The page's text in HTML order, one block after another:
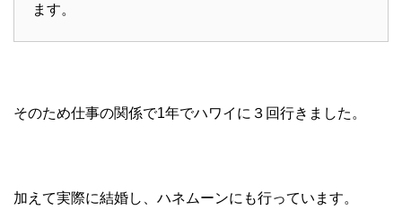
ます。
そのため仕事の関係で1年でハワイに３回行きました。
加えて実際に結婚し、ハネムーンにも行っています。